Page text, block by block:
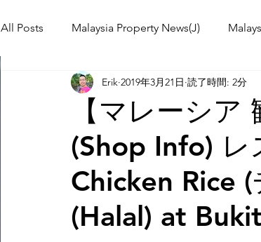
All Posts Malaysia Property News(J)
Aunty Aya Blog(J) Aunty Aya's kitchen(J)
Shop Informetion(J) Event Workshop(J)
Universities in Malaysia
【マレーシア
(Shop Info)
Chicken Rice
(Halal) at
Erik 2019年3月21日 読了時間: 2分